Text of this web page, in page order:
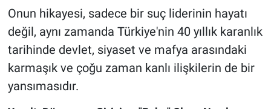
Onun hikayesi, sadece bir suç liderinin hayatı
değil, aynı zamanda Türkiye'nin 40 yıllık karanlık
tarihinde devlet, siyaset ve mafya arasındaki
karmaşık ve çoğu zaman kanlı ilişkilerin de bir
yansımasıdır.
Kültür Sanat
Ne demişti
Nedir